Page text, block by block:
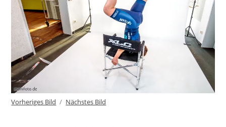
Vorheriges Bild Nächstes Bild